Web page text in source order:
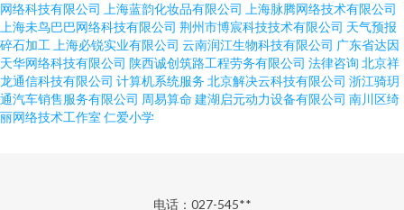
网络科技有限公司
上海蓝韵化妆品有限公司
上海脉腾网络技术有限公司
上海未鸟巴巴网络科技有限公司 荆州市博宸科技技术有限公司 天气预报
碎石加工 上海必锐实业有限公司 云南润江生物科技有限公司 广东省达因
天华网络科技有限公司 陕西诚创筑路工程劳务有限公司 法律咨询 北京祥
龙通信科技有限公司 计算机系统服务 北京解决云科技有限公司 浙江骑玥
通汽车销售服务有限公司 周易算命 建湖启元动力设备有限公司 南川区绮
丽网络技术工作室 仁爱小学
电话：027-545**